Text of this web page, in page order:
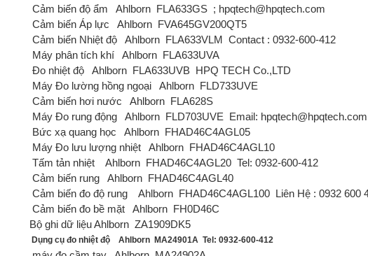
Cảm biến độ ẩm
Ahlborn FLA633GS ; hpqtech@hpqtech.com
Cảm biến Áp lực
Ahlborn FVA645GV200QT5
Cảm biến Nhiệt độ
Ahlborn FLA633VLM Contact : 0932-600-412
Máy phân tích khí
Ahlborn FLA633UVA
Đo nhiệt độ
Ahlborn FLA633UVB HPQ TECH Co.,LTD
Máy Đo lường hồng ngoại
Ahlborn FLD733UVE
Cảm biến hơi nước
Ahlborn FLA628S
Máy Đo rung động
Ahlborn FLD703UVE Email: hpqtech@hpqtech.com
Bức xạ quang học
Ahlborn FHAD46C4AGL05
Máy Đo lưu lượng nhiệt
Ahlborn FHAD46C4AGL10
Tấm tản nhiệt
Ahlborn FHAD46C4AGL20 Tel: 0932-600-412
Cảm biến rung
Ahlborn FHAD46C4AGL40
Cảm biến đo độ rung
Ahlborn FHAD46C4AGL100 Liên Hệ : 0932 600
Cảm biến đo bề mặt
Ahlborn FH0D46C
Bộ ghi dữ liệu Ahlborn ZA1909DK5
Dụng cụ đo nhiệt độ Ahlborn MA24901A Tel: 0932-600-412